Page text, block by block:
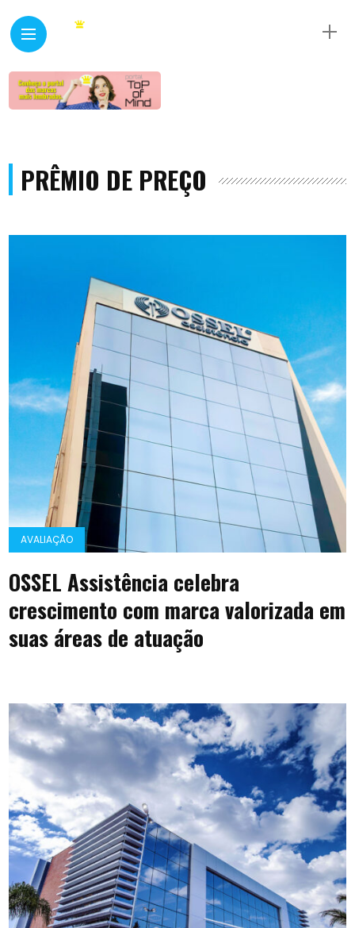
PRÊMIO DE PREÇO
AVALIAÇÃO
OSSEL Assistência celebra
crescimento com marca valorizada em
suas áreas de atuação